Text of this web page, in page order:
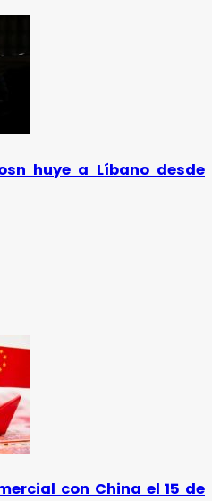
huye a Líbano desde
con China el 15 de